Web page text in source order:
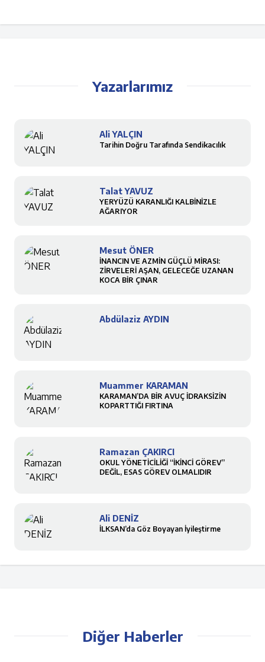
Yazarlarımız
Ali YALÇIN
Tarihin Doğru Tarafında Sendikacılık
Talat YAVUZ
YERYÜZÜ KARANLIĞI KALBİNİZLE
AĞARIYOR
Mesut ÖNER
İNANCIN VE AZMİN GÜÇLÜ MİRASI:
ZİRVELERİ AŞAN, GELECEĞE UZANAN
KOCA BİR ÇINAR
Abdülaziz AYDIN
Muammer KARAMAN
KARAMAN’DA BİR AVUÇ İDRAKSİZİN
KOPARTTIĞI FIRTINA
Ramazan ÇAKIRCI
OKUL YÖNETİCİLİĞİ “İKİNCİ GÖREV”
DEĞİL, ESAS GÖREV OLMALIDIR
Ali DENİZ
İLKSAN’da Göz Boyayan İyileştirme
Diğer Haberler